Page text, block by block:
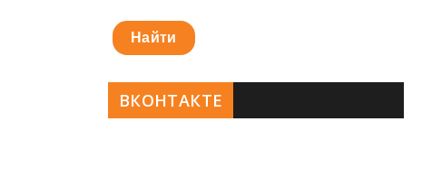
Найти
ВКОНТАКТЕ